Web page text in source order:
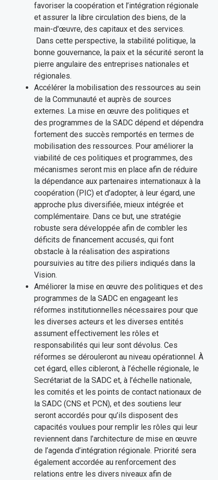
favoriser la coopération et l’intégration régionale
et assurer la libre circulation des biens, de la
main-d'œuvre, des capitaux et des services.
Dans cette perspective, la stabilité politique, la
bonne gouvernance, la paix et la sécurité seront la
pierre angulaire des entreprises nationales et
régionales.
Accélérer la mobilisation des ressources au sein
de la Communauté et auprès de sources
externes. La mise en œuvre des politiques et
des programmes de la SADC dépend et dépendra
fortement des succès remportés en termes de
mobilisation des ressources. Pour améliorer la
viabilité de ces politiques et programmes, des
mécanismes seront mis en place afin de réduire
la dépendance aux partenaires internationaux à la
coopération (PIC) et d’adopter, à leur égard, une
approche plus diversifiée, mieux intégrée et
complémentaire. Dans ce but, une stratégie
robuste sera développée afin de combler les
déficits de financement accusés, qui font
obstacle à la réalisation des aspirations
poursuivies au titre des piliers indiqués dans la
Vision.
Améliorer la mise en œuvre des politiques et des
programmes de la SADC en engageant les
réformes institutionnelles nécessaires pour que
les diverses acteurs et les diverses entités
assument effectivement les rôles et
responsabilités qui leur sont dévolus. Ces
réformes se dérouleront au niveau opérationnel. À
cet égard, elles cibleront, à l’échelle régionale, le
Secrétariat de la SADC et, à l’échelle nationale,
les comités et les points de contact nationaux de
la SADC (CNS et PCN), et des soutiens leur
seront accordés pour qu’ils disposent des
capacités voulues pour remplir les rôles qui leur
reviennent dans l’architecture de mise en œuvre
de l’agenda d’intégration régionale. Priorité sera
également accordée au renforcement des
relations entre les divers niveaux afin de